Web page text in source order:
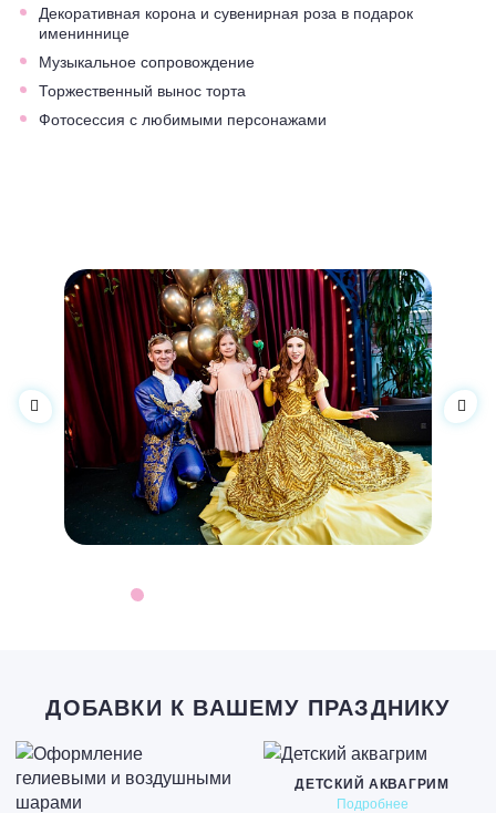
Декоративная корона и сувенирная роза в подарок
имениннице
Музыкальное сопровождение
Торжественный вынос торта
Фотосессия с любимыми персонажами
ДОБАВКИ К ВАШЕМУ ПРАЗДНИКУ
ДЕТСКИЙ АКВАГРИМ
Подробнее